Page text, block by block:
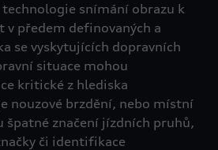
technologie snímání obrazu k
v předem definovaných a
se vyskytujících dopravních
situace mohou
kritické z hlediska
nouzové brzdění, nebo místní
špatné značení jízdních pruhů,
či identifikace